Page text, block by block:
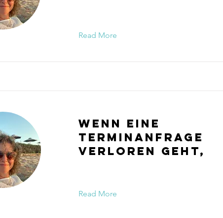
Read More
Wenn eine
Terminanfrage
verloren geht,
Read More